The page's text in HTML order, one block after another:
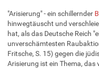
"Arisierung" - ein schillernder
hinwegtäuscht und
hat, als das Deutsche Reich
unverschämtesten
Fritsche, S. 15) gegen die
Arisierung ist ein Thema,